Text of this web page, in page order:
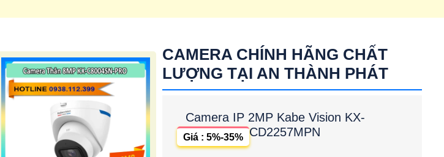
CAMERA CHÍNH HÃNG CHẤT
LƯỢNG TẠI AN THÀNH PHÁT
Camera IP 2MP Kabe Vision KX-
CD2257MPN
Giá : 5%-35%